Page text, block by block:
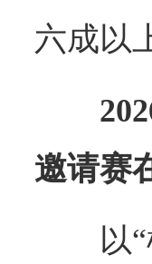
六成以
邀请赛
以